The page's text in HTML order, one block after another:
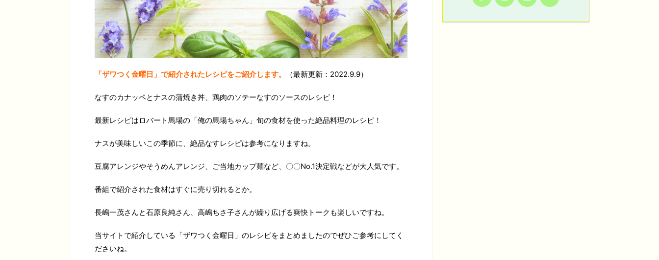
「ザワつく金曜日」で紹介されたレシピをご紹介します。 （最新更新：2022.9.9）
なすのカナッペとナスの蒲焼き丼、鶏肉のソテーなすのソースのレシピ！
最新レシピはロバート馬場の「俺の馬場ちゃん」旬の食材を使った絶品料理のレシピ！
ナスが美味しいこの季節に、絶品なすレシピは参考になりますね。
豆腐アレンジやそうめんアレンジ、ご当地カップ麺など、〇〇No.1決定戦などが大人気です。
番組で紹介された食材はすぐに売り切れるとか。
長嶋一茂さんと石原良純さん、高嶋ちさ子さんが繰り広げる爽快トークも楽しいですね。
当サイトで紹介している「ザワつく金曜日」のレシピをまとめましたのでぜひご参考にしてく
ださいね。